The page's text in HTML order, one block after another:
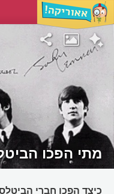
מתי הפכו
כיצד הפכו חברי